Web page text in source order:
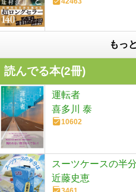
もっ
読んでる本(2冊)
運転者
喜多川 泰
10602
スーツケースの半
近藤史恵